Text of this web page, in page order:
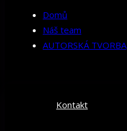
Domů
Náš team
AUTORSKÁ TVORBA
Kontakt